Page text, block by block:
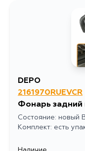
DEPO
2161970RUEVCR
Фонарь задний
Состояние: новый
Комплект: есть